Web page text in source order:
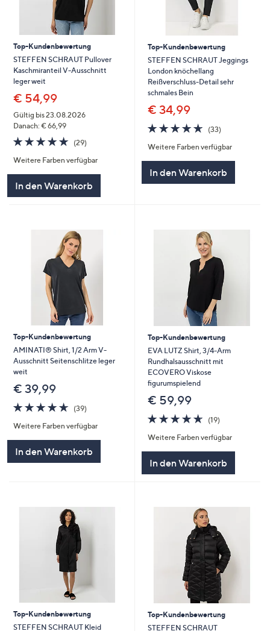
Top-Kundenbewertung
STEFFEN SCHRAUT Pullover
Kaschmiranteil V-Ausschnitt
leger weit
€ 54,99
Gültig bis 23.08.2026
Danach: € 66,99
4.7
von
5
(29)
Weitere Farben verfügbar
In den Warenkorb
Top-Kundenbewertung
STEFFEN SCHRAUT Jeggings
London knöchellang
Reißverschluss-Detail sehr
schmales Bein
€ 34,99
4.6
von
5
(33)
Weitere Farben verfügbar
In den Warenkorb
Top-Kundenbewertung
AMINATI® Shirt, 1/2 Arm V-
Ausschnitt Seitenschlitze leger
weit
€ 39,99
4.6
von
5
(39)
Weitere Farben verfügbar
In den Warenkorb
Top-Kundenbewertung
EVA LUTZ Shirt, 3/4-Arm
Rundhalsausschnitt mit
ECOVERO Viskose
figurumspielend
€ 59,99
4.6
von
5
(19)
Weitere Farben verfügbar
In den Warenkorb
Top-Kundenbewertung
STEFFEN SCHRAUT Kleid
Top-Kundenbewertung
STEFFEN SCHRAUT